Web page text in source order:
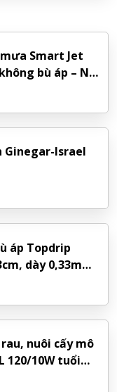
Smart Jet
bù áp – NDJ
Ginegar-Israel
áp Topdrip
dày 0,33mm
nuôi cấy mô
120/10W tuổi
Đông